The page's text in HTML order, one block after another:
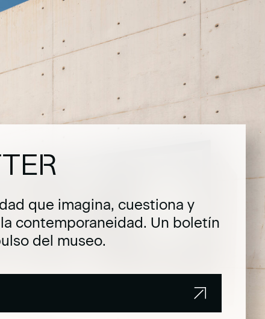
que imagina, cuestiona y
contemporaneidad. Un boletín
del museo.